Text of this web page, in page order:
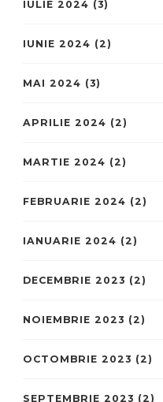
IULIE 2024 (3)
IUNIE 2024 (2)
MAI 2024 (3)
APRILIE 2024 (2)
MARTIE 2024 (2)
FEBRUARIE 2024 (2)
IANUARIE 2024 (2)
DECEMBRIE 2023 (2)
NOIEMBRIE 2023 (2)
OCTOMBRIE 2023 (2)
SEPTEMBRIE 2023 (2)